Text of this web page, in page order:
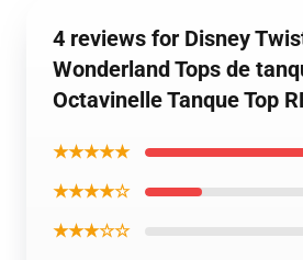
4 reviews for Disney
Wonderland Tops de
Octavinelle Tanque Top
★★★★★
★★★★☆
★★★☆☆